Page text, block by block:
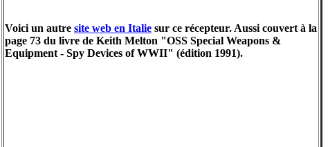
Voici un autre site web en Italie sur ce récepteur. Aussi couvert à la
page 73 du livre de Keith Melton "OSS Special Weapons &
Equipment - Spy Devices of WWII" (édition 1991).